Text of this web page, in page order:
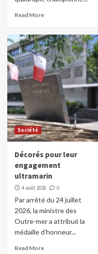
Read More
Société
Décorés pour leur
engagement
ultramarin
4 août 2026 0
Par arrêté du 24 juillet
2026, la ministre des
Outre-mer a attribué la
médaille d’honneur...
Read More